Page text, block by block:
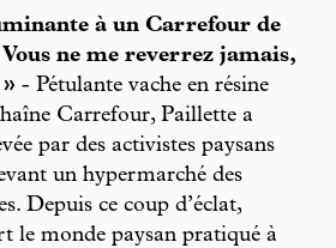
à un Carrefour de
ne me reverrez jamais,
- Pétulante vache en résine
Carrefour, Paillette a
par des activistes paysans
un hypermarché des
Depuis ce coup d’éclat,
le monde paysan pratiqué à